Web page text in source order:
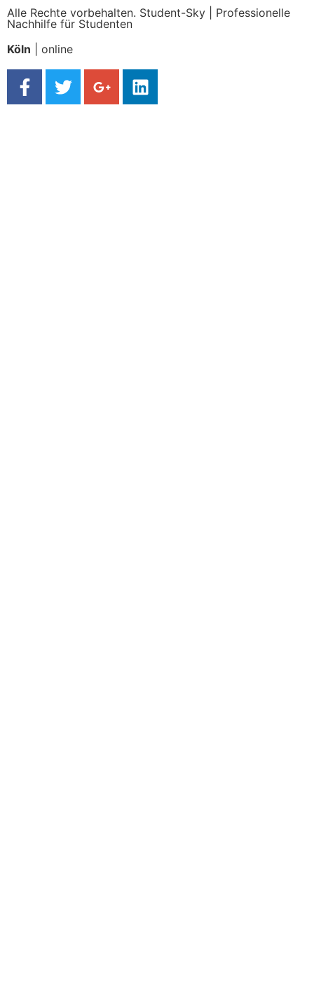
Alle Rechte vorbehalten. Student-Sky | Professionelle
Nachhilfe für Studenten
Köln | online